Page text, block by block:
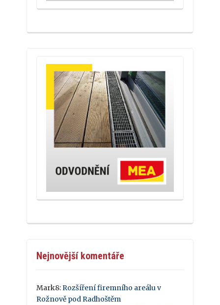
Nejnovější komentáře
Mark8: Rozšíření firemního areálu v
Rožnově pod Radhoštěm